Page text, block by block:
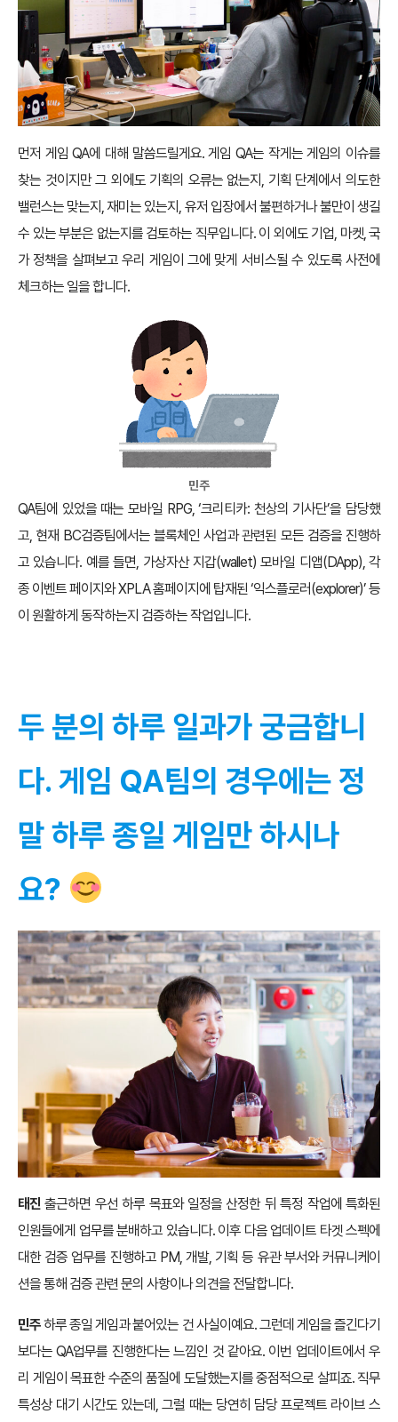
먼저 게임 QA에 대해 말씀드릴게요. 게임 QA는 작게는 게임의 이슈를
찾는 것이지만 그 외에도 기획의 오류는 없는지, 기획 단계에서 의도한
밸런스는 맞는지, 재미는 있는지, 유저 입장에서 불편하거나 불만이 생길
수 있는 부분은 없는지를 검토하는 직무입니다. 이 외에도 기업, 마켓, 국
가 정책을 살펴보고 우리 게임이 그에 맞게 서비스될 수 있도록 사전에
체크하는 일을 합니다.
민주
QA팀에 있었을 때는 모바일 RPG, ‘크리티카: 천상의 기사단’을 담당했
고, 현재 BC검증팀에서는 블록체인 사업과 관련된 모든 검증을 진행하
고 있습니다. 예를 들면, 가상자산 지갑(wallet) 모바일 디앱(DApp), 각
종 이벤트 페이지와 XPLA 홈페이지에 탑재된 ‘익스플로러(explorer)’ 등
이 원활하게 동작하는지 검증하는 작업입니다.
두 분의 하루 일과가 궁금합니
다. 게임 QA팀의 경우에는 정
말 하루 종일 게임만 하시나
요?
태진출근하면 우선 하루 목표와 일정을 산정한 뒤 특정 작업에 특화된
인원들에게 업무를 분배하고 있습니다. 이후 다음 업데이트 타겟 스펙에
대한 검증 업무를 진행하고 PM, 개발, 기획 등 유관 부서와 커뮤니케이
션을 통해 검증 관련 문의 사항이나 의견을 전달합니다.
민주하루 종일 게임과 붙어있는 건 사실이예요. 그런데 게임을 즐긴다기
보다는 QA업무를 진행한다는 느낌인 것 같아요. 이번 업데이트에서 우
리 게임이 목표한 수준의 품질에 도달했는지를 중점적으로 살피죠. 직무
특성상 대기 시간도 있는데, 그럴 때는 당연히 담당 프로젝트 라이브 스